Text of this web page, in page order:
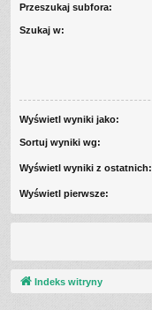
Przeszukaj subfora:
Szukaj w:
Wyświetl wyniki jako:
Sortuj wyniki wg:
Wyświetl wyniki z ostatnich:
Wyświetl pierwsze:
Indeks witryny